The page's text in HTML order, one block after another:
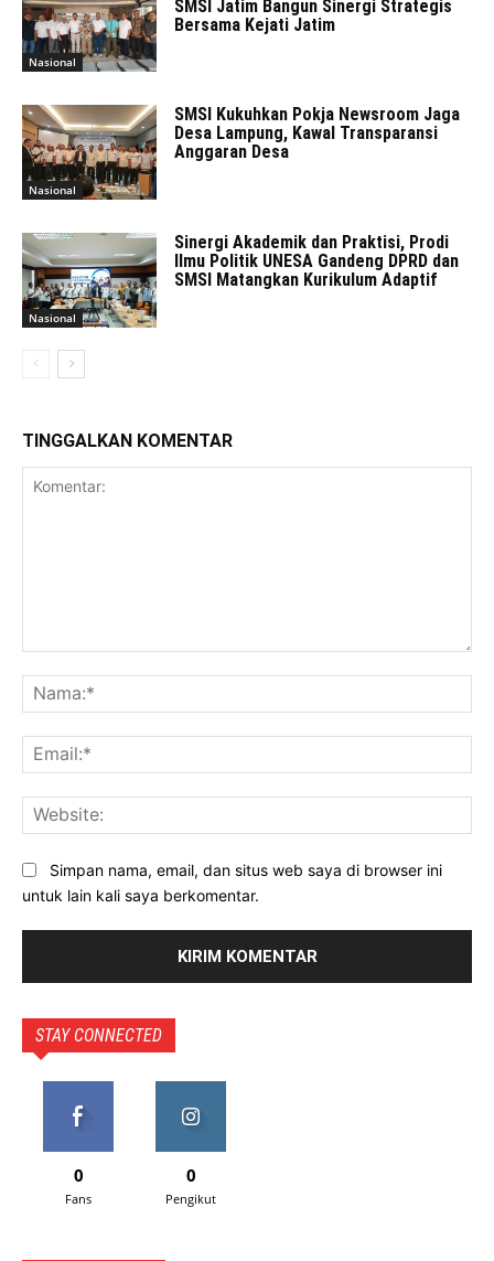
Nasional
SMSI Jatim Bangun Sinergi Strategis
Bersama Kejati Jatim
Nasional
SMSI Kukuhkan Pokja Newsroom Jaga
Desa Lampung, Kawal Transparansi
Anggaran Desa
Nasional
Sinergi Akademik dan Praktisi, Prodi
Ilmu Politik UNESA Gandeng DPRD dan
SMSI Matangkan Kurikulum Adaptif
TINGGALKAN KOMENTAR
Simpan nama, email, dan situs web saya di browser ini
untuk lain kali saya berkomentar.
STAY CONNECTED
0
Fans
0
Pengikut